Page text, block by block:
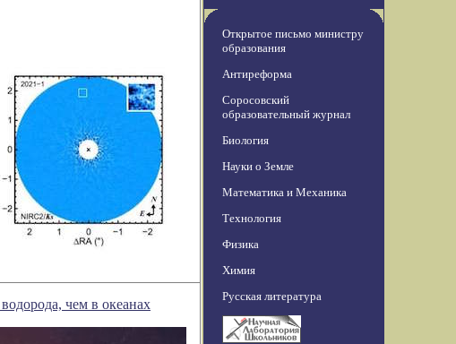
чем в океанах
Открытое письмо министру
образования
Антиреформа
Соросовский
образовательный журнал
Биология
Науки о Земле
Математика и Механика
Технология
Физика
Химия
Русская литература